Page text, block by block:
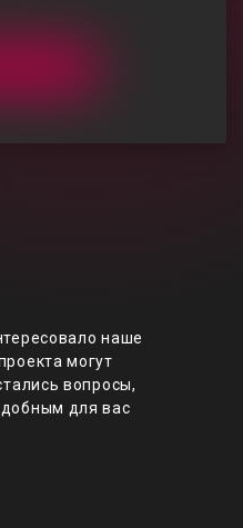
наше
могут
вопросы,
для вас